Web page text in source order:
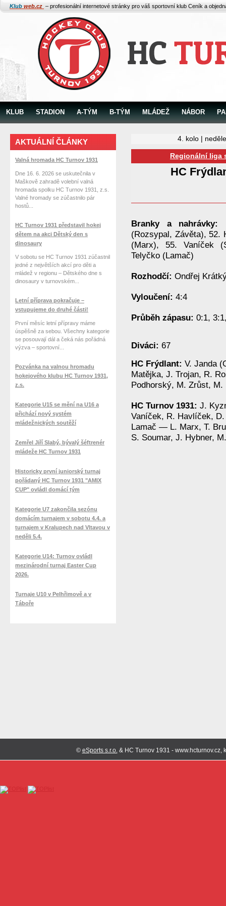
Klub web.cz – profesionální internetové stránky pro váš sportovní klub Ceník a
KLUB STADION A-TÝM B-TÝM MLÁDEŽ NÁBOR
4. kolo |
Regionální liga
HC
Branky a nahrávky:
(Rozsypal, Závěta), 52.
(Marx), 55. Vaníček
Telyčko (Lamač)
Rozhodčí: Ondřej
Vyloučení: 4:4
Průběh zápasu: 0:1,
Diváci: 67
HC Frýdlant: V. Janda
Matějka, J. Trojan, R.
Podhorský, M. Zrůst,
HC Turnov 1931: J.
Vaníček, R. Havlíček,
Lamač — L. Marx, T.
S. Soumar, J. Hybner,
AKTUÁLNÍ ČLÁNKY
Valná hromada HC Turnov 1931
Dne 16. 6. 2026 se uskutečnila v
Maškově zahradě volební valná
hromada spolku HC Turnov 1931, z.s.
Valné hromady se zúčastnilo pár
hostů...
HC Turnov 1931 představil hokej
dětem na akci Dětský den s
dinosaury
V sobotu se HC Turnov 1931 zúčastnil
jedné z největších akcí pro děti a
mládež v regionu – Dětského dne s
dinosaury v turnovském...
Letní příprava pokračuje –
vstupujeme do druhé části!
První měsíc letní přípravy máme
úspěšně za sebou. Všechny kategorie
se posouvají dál a čeká nás pořádná
výzva – sportovní...
Pozvánka na valnou hromadu
hokejového klubu HC Turnov 1931,
z.s.
Kategorie U15 se mění na U16 a
přichází nový systém
mládežnických soutěží
Zemřel Jiří Slabý, bývalý šéftrenér
mládeže HC Turnov 1931
Historicky první juniorský turnaj
pořádaný HC Turnov 1931 "AMIX
CUP" ovládl domácí tým
Kategorie U7 zakončila sezónu
domácím turnajem v sobotu 4.4. a
turnajem v Kralupech nad Vltavou v
neděli 5.4.
Kategorie U14: Turnov ovládl
mezinárodní turnaj Easter Cup
2026.
Turnaje U10 v Pelhřimově a v
Táboře
© eSports s.r.o.& HC Turnov 1931 -